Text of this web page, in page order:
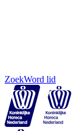
ZoekWord lid